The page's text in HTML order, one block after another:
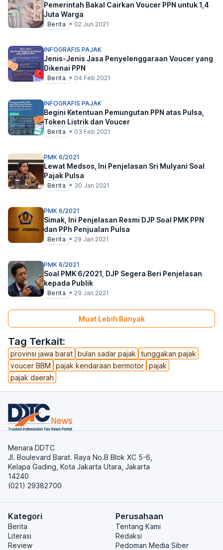
Tag Terkait:
provinsi jawa barat bulan sadar pajak
tunggakan pajak
voucer BBM
pajak kendaraan bermotor pajak
pajak daerah
Pemerintah Bakal Cairkan Voucer PPN untuk 1,4
Juta Warga
Berita • 02 Jun 2021
INFOGRAFIS PAJAK
Jenis-Jenis Jasa Penyelenggaraan Voucer yang
Dikenai PPN
Berita • 04 Feb 2021
INFOGRAFIS PAJAK
Begini Ketentuan Pemungutan PPN atas Pulsa,
Token Listrik dan Voucer
Berita • 03 Feb 2021
PMK 6/2021
Lewat Medsos, Ini Penjelasan Sri Mulyani Soal
Pajak Pulsa
Berita • 30 Jan 2021
PMK 6/2021
Simak, Ini Penjelasan Resmi DJP Soal PMK PPN
dan PPh Penjualan Pulsa
Berita • 29 Jan 2021
PMK 6/2021
Soal PMK 6/2021, DJP Segera Beri Penjelasan
kepada Publik
Berita • 29 Jan 2021
Muat Lebih Banyak
Menara DDTC
Jl. Boulevard Barat. Raya No.B Blok XC 5-6,
Kelapa Gading, Kota Jakarta Utara, Jakarta
14240
(021) 29382700
Kategori
Berita
Literasi
Review
Perusahaan
Tentang Kami
Redaksi
Pedoman Media Siber